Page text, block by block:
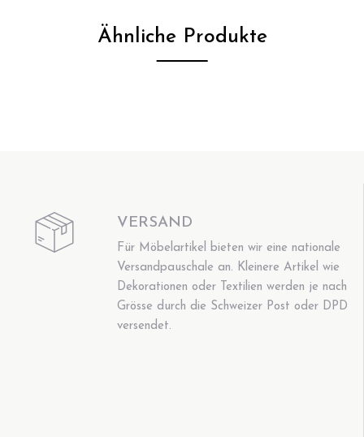
Ähnliche Produkte
VERSAND
Für Möbelartikel bieten wir eine nationale
Versandpauschale an. Kleinere Artikel wie
Dekorationen oder Textilien werden je nach
Grösse durch die Schweizer Post oder DPD
versendet.